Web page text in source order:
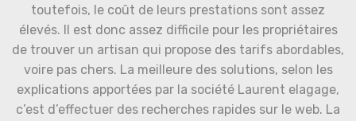
toutefois, le coût de leurs prestations sont assez
élevés. Il est donc assez difficile pour les propriétaires
de trouver un artisan qui propose des tarifs abordables,
voire pas chers. La meilleure des solutions, selon les
explications apportées par la société Laurent elagage,
c’est d’effectuer des recherches rapides sur le web. La